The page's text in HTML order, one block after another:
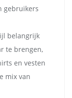
gebruikers
belangrijk
te brengen,
en vesten
mix van